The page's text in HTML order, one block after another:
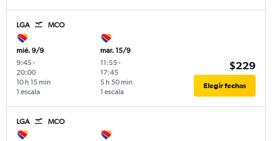
LGA MCO
mié. 9/9
9:45-
20:00
1 escala
10 h 15 min
mar. 15/9
11:55-
17:45
1 escala
5 h 50 min
$229
Elegir fechas
LGA MCO